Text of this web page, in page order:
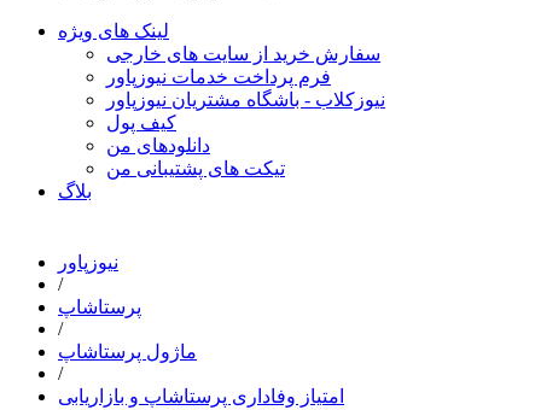
لینک های ویژه
سفارش خرید از سایت های خارجی
فرم پرداخت خدمات نیوزپاور
نیوزکلاب - باشگاه مشتریان نیوزپاور
کیف پول
دانلودهای من
تیکت های پشتیبانی من
بلاگ
نیوزپاور
/
پرستاشاپ
/
ماژول پرستاشاپ
/
امتیاز وفاداری پرستاشاپ و بازاریابی